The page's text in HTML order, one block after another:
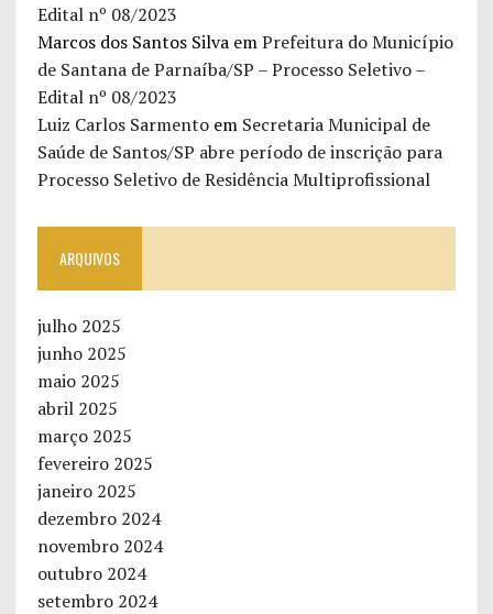
Edital nº 08/2023
Marcos dos Santos SilvaemPrefeitura do Município
de Santana de Parnaíba/SP – Processo Seletivo –
Edital nº 08/2023
Luiz Carlos Sarmentoem Secretaria Municipal de
Saúde de Santos/SP abre período de inscrição para
Processo Seletivo de Residência Multiprofissional
ARQUIVOS
julho 2025
junho 2025
maio 2025
abril 2025
março 2025
fevereiro 2025
janeiro 2025
dezembro 2024
novembro 2024
outubro 2024
setembro 2024